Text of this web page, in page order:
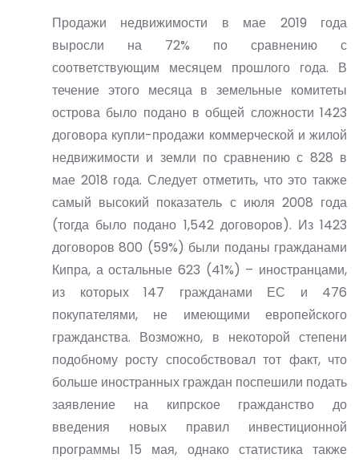
Продажи недвижимости в мае 2019 года
выросли на 72% по сравнению с
соответствующим месяцем прошлого года. В
течение этого месяца в земельные комитеты
острова было подано в общей сложности 1423
договора купли-продажи коммерческой и жилой
недвижимости и земли по сравнению с 828 в
мае 2018 года. Следует отметить, что это также
самый высокий показатель с июля 2008 года
(тогда было подано 1,542 договоров). Из 1423
договоров 800 (59%) были поданы гражданами
Кипра, а остальные 623 (41%) – иностранцами,
из которых 147 гражданами ЕС и 476
покупателями, не имеющими европейского
гражданства. Возможно, в некоторой степени
подобному росту способствовал тот факт, что
больше иностранных граждан поспешили подать
заявление на кипрское гражданство до
введения новых правил инвестиционной
программы 15 мая, однако статистика также